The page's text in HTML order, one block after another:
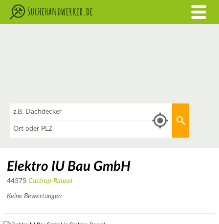
Elektro IU Bau GmbH
44575 Castrop-Rauxel
Keine Bewertungen